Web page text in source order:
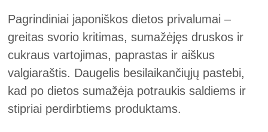
Pagrindiniai japoniškos dietos privalumai –
greitas svorio kritimas, sumažėjęs druskos ir
cukraus vartojimas, paprastas ir aiškus
valgiaraštis. Daugelis besilaikančiųjų pastebi,
kad po dietos sumažėja potraukis saldiems ir
stipriai perdirbtiems produktams.